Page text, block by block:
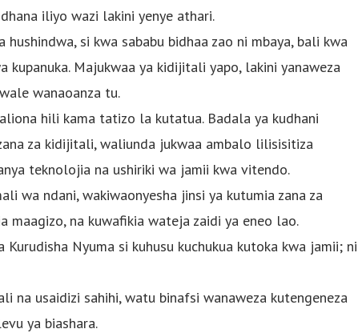
iliyo wazi lakini yenye athari.
si kwa sababu bidhaa zao ni mbaya, bali kwa
kupanuka. Majukwaa ya kidijitali yapo, lakini yanaweza
wanaoanza tu.
hili kama tatizo la kutatua. Badala ya kudhani
za kidijitali, waliunda jukwaa ambalo lilisisitiza
teknolojia na ushiriki wa jamii kwa vitendo.
wa ndani, wakiwaonyesha jinsi ya kutumia zana za
maagizo, na kuwafikia wateja zaidi ya eneo lao.
Kurudisha Nyuma si kuhusu kuchukua kutoka kwa jamii; ni
na usaidizi sahihi, watu binafsi wanaweza kutengeneza
ya biashara.